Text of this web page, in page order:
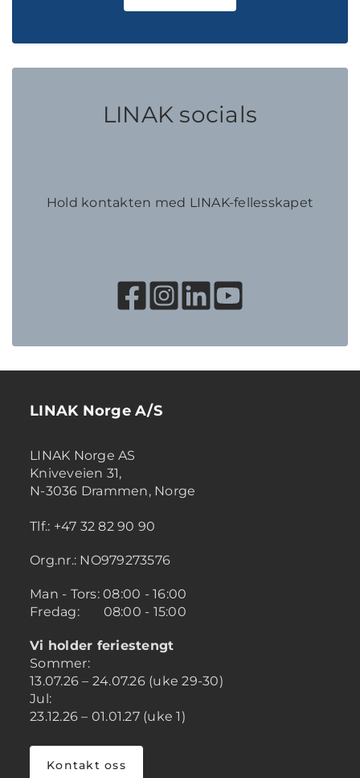
LINAK socials
Hold kontakten med LINAK-fellesskapet
LINAK Norge A/S
LINAK Norge AS
Kniveveien 31,
N-3036 Drammen, Norge
Tlf.: +47 32 82 90 90
Org.nr.: NO979273576
Man - Tors: 08:00 - 16:00
Fredag: 08:00 - 15:00
Vi holder feriestengt
Sommer:
13.07.26 – 24.07.26 (uke 29-30)
Jul:
23.12.26 – 01.01.27 (uke 1)
Kontakt oss